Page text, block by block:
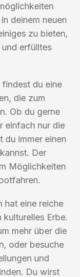
deinem neuen
zu bieten,
erfülltes
findest du eine
die zum
Ob du gerne
einfach nur die
du immer einen
Der
Möglichkeiten
hat eine reiche
Erbe.
mehr über die
oder besuche
und
Du wirst